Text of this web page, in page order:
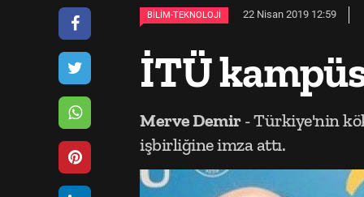
BILIM-TEKNOLOJI 22 Nisan 2019 12:59
İTÜ
Merve Demir- Türkiye'nin
işbirliğine imza attı.